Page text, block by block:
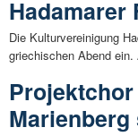
Hadamarer
Die Kulturvereinigung
griechischen Abend